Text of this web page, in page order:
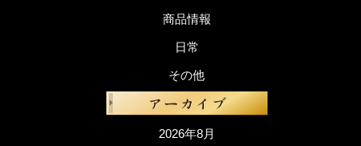
商品情報
日常
その他
2026年8月